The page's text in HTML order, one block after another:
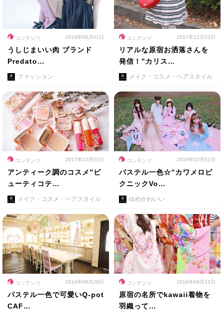
コンテンツ 2019年08月01日
うしじまいい肉 ブランド
Predato…
ファッション
コンテンツ 2017年12月22日
リアルな原宿お洒落さんを
発信！”カリス…
メイク・コスメ・ヘアスタイル
コンテンツ 2017年12月02日
アンティーク調のコスメ”ビ
ューティコテ…
メイク・コスメ・ヘアスタイル
コンテンツ 2016年10月01日
パステル一色☆”カワメロピ
クニックVo…
ゆめかわいい
コンテンツ 2016年09月29日
パステル一色で可愛いQ-pot
CAF…
コンテンツ 2016年09月12日
原宿の名所でkawaii着物を
羽織って…